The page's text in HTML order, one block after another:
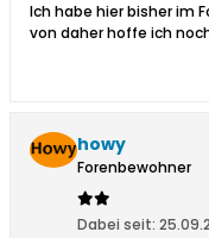
Ich habe hier bisher im
von daher hoffe ich
howy
Forenbewohner
Dabei seit: